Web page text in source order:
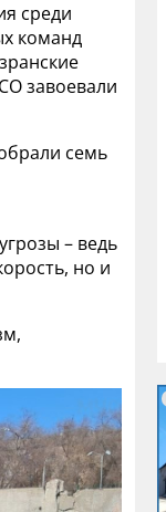
среди
команд
завоевали
семь
– ведь
но и